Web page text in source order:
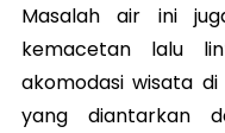
Masalah air ini
kemacetan lalu
akomodasi wisata
yang diantarkan